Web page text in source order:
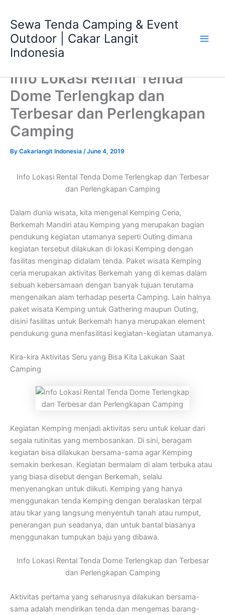
content
Sewa Tenda Camping & Event
Outdoor | Cakar Langit
Indonesia
Info Lokasi Rental Tenda
Dome Terlengkap dan
Terbesar dan Perlengkapan
Camping
By Cakarlangit Indonesia /June 4, 2019
Info Lokasi Rental Tenda Dome Terlengkap dan Terbesar
dan Perlengkapan Camping
Dalam dunia wisata, kita mengenal Kemping Ceria,
Berkemah Mandiri atau Kemping yang merupakan bagian
pendukung kegiatan utamanya seperti Outing dimana
kegiatan tersebut dilakukan di lokasi Kemping dengan
fasilitas menginap didalam tenda. Paket wisata Kemping
ceria merupakan aktivitas Berkemah yang di kemas dalam
sebuah kebersamaan dengan banyak tujuan terutama
mengenalkan alam terhadap peserta Camping. Lain halnya
paket wisata Kemping untuk Gathering maupun Outing,
disini fasilitas untuk Berkemah hanya merupakan element
pendukung guna menfasilitasi kegiatan-kegiatan utamanya.
Kira-kira Aktivitas Seru yang Bisa Kita Lakukan Saat
Camping
Kegiatan Kemping menjadi aktivitas seru untuk keluar dari
segala rutinitas yang membosankan. Di sini, beragam
kegiatan bisa dilakukan bersama-sama agar Kemping
semakin berkesan. Kegiatan bermalam di alam terbuka atau
yang biasa disebut dengan Berkemah, selalu
menyenangkan untuk diikuti. Kemping yang hanya
menggunakan tenda Kemping dengan beralaskan terpal
atau tikar yang langsung menyentuh tanah atau rumput,
penerangan pun seadanya, dan untuk bantal biasanya
menggunakan tumpukan baju yang dibawa.
Info Lokasi Rental Tenda Dome Terlengkap dan Terbesar
dan Perlengkapan Camping
Aktivitas pertama yang seharusnya dilakukan bersama-
sama adalah mendirikan tenda dan mengemas barang-